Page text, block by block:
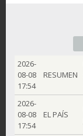
2026-
08-08
17:54
RESUMEN
2026-
08-08
17:54
EL PAÍS